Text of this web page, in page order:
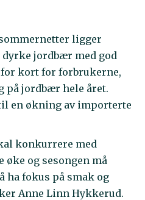
ligger
jordbær med god
for kort for forbrukerne,
på jordbær hele året.
en økning av importerte
konkurrere med
og sesongen må
ha fokus på smak og
Anne Linn Hykkerud.